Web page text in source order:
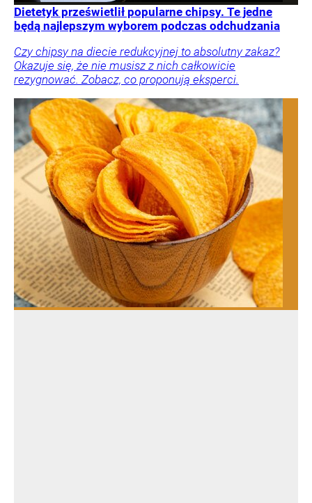
Dietetyk prześwietlił popularne chipsy. Te jedne
będą najlepszym wyborem podczas odchudzania
Czy chipsy na diecie redukcyjnej to absolutny zakaz?
Okazuje się, że nie musisz z nich całkowicie
rezygnować. Zobacz, co proponują eksperci.